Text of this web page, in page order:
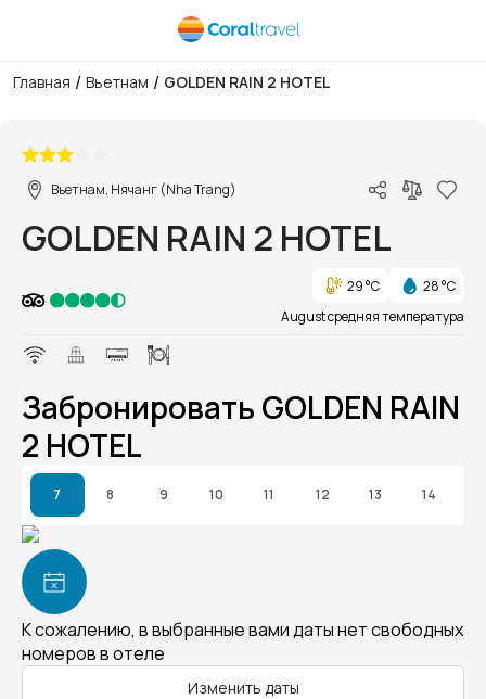
Главная / Вьетнам / GOLDEN RAIN 2 HOTEL
Вьетнам, Нячанг (Nha Trang)
GOLDEN RAIN 2 HOTEL
29 °C
28 °C
August средняя температура
Забронировать GOLDEN RAIN
2 HOTEL
7 8 9 10 11 12 13 14
К сожалению, в выбранные вами даты нет свободных
номеров в отеле
Изменить даты